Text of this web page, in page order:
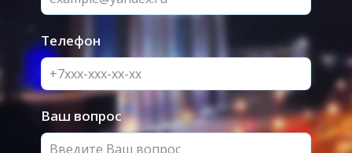
Телефон
Ваш вопрос